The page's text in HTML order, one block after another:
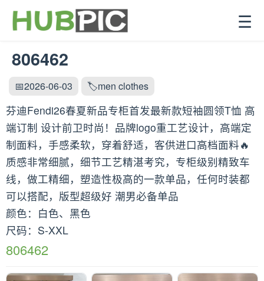
☰
806462
📅2026-06-03 🏷️men clothes
芬迪Fendi26春夏新品专柜首发最新款短袖圆领T恤 高
端订制 设计前卫时尚！品牌logo重工艺设计，高端定
制面料，手感柔软，穿着舒适，客供进口高档面料🔥
质感非常细腻，细节工艺精湛考究，专柜级别精致车
线，做工精细，塑造性极高的一款单品，任何时装都
可以搭配，版型超级好 潮男必备单品
颜色：白色、黑色
尺码：S-XXL
806462